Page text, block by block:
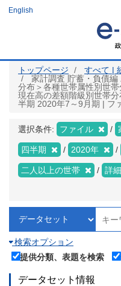
ツ
English
トップページ
すべて |
家計調査 貯蓄・負債
分布＞各種世帯属性別世
現在高の差額階級別世帯
半期 2020年7～9月期 | フ
選択条件: ファイル
四半期 2020年
二人以上の世帯 詳
検索オプション
提供分類、表題を検索
データセット情報